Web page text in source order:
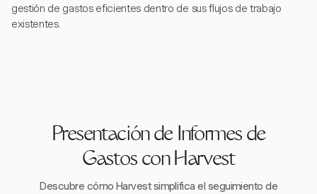
gestión de gastos eficientes dentro de sus flujos de trabajo
existentes.
Presentación de Informes de
Gastos con Harvest
Descubre cómo Harvest simplifica el seguimiento de